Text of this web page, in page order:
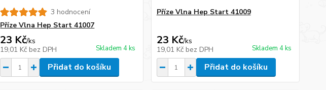
3 hodnocení
Příze Vlna Hep Start 41007
23 Kč/ks
19,01 Kč bez DPH Skladem 4 ks
Přidat do košíku
Příze Vlna Hep Start 41009
23 Kč/ks
19,01 Kč bez DPH Skladem 4 ks
Přidat do košíku